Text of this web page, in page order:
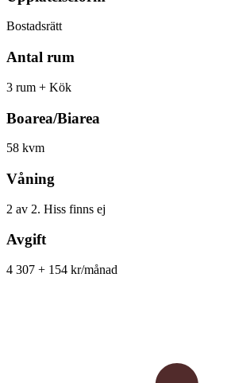
Bostadsrätt
Antal rum
3 rum + Kök
Boarea/Biarea
58 kvm
Våning
2 av 2. Hiss finns ej
Avgift
4 307 + 154 kr/månad